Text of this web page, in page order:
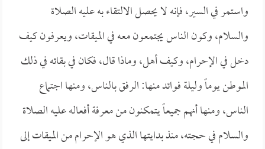
واستمر في السير، فإنه لا يحصل الالتقاء به عليه الصلاة
والسلام، وكون الناس يجتمعون معه في الميقات، ويعرفون كيف
دخل في الإحرام، وكيف أهل، وماذا قال، فكان في بقائه في ذلك
الموطن يوماً وليلة فوائد منها: الرفق بالناس، ومنها اجتماع
الناس، ومنها أنهم جميعاً يتمكنون من معرفة أفعاله عليه الصلاة
والسلام في حجته، منذ بدايتها الذي هو الإحرام من الميقات إلى